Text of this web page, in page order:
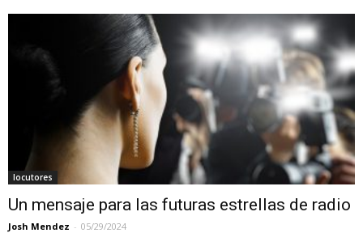
locutores
Un mensaje para las futuras estrellas de radio
Josh Mendez - 05/29/2024